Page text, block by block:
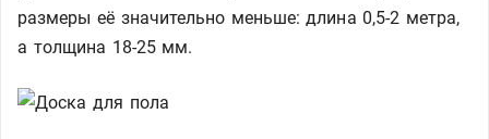
размеры её значительно меньше: длина 0,5-2 метра,
а толщина 18-25 мм.